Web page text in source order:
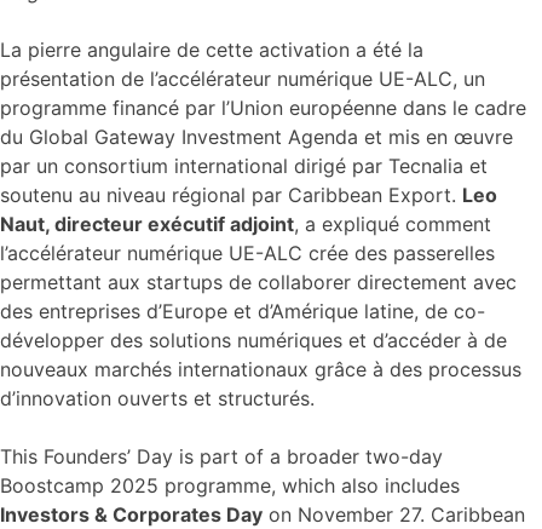
La pierre angulaire de cette activation a été la
présentation de l’accélérateur numérique UE-ALC, un
programme financé par l’Union européenne dans le cadre
du Global Gateway Investment Agenda et mis en œuvre
par un consortium international dirigé par Tecnalia et
soutenu au niveau régional par Caribbean Export. Leo
Naut, directeur exécutif adjoint, a expliqué comment
l’accélérateur numérique UE-ALC crée des passerelles
permettant aux startups de collaborer directement avec
des entreprises d’Europe et d’Amérique latine, de co-
développer des solutions numériques et d’accéder à de
nouveaux marchés internationaux grâce à des processus
d’innovation ouverts et structurés.
This Founders’ Day is part of a broader two-day
Boostcamp 2025 programme, which also includes
Investors & Corporates Day on November 27. Caribbean